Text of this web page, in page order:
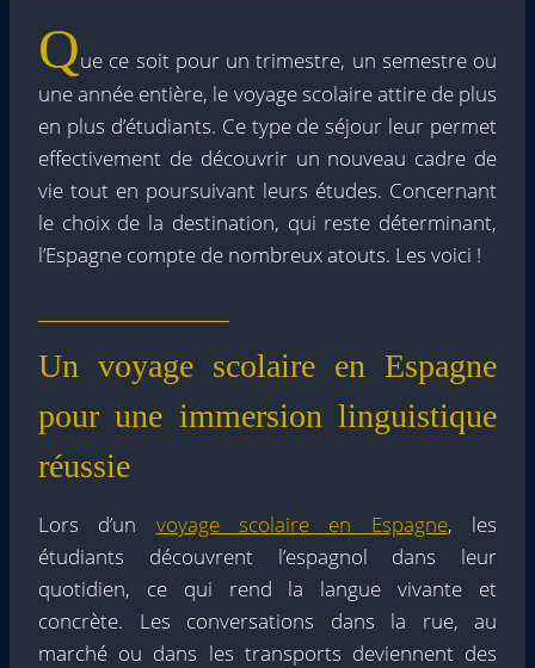
Que ce soit pour un trimestre, un semestre ou
une année entière, le voyage scolaire attire de plus
en plus d’étudiants. Ce type de séjour leur permet
effectivement de découvrir un nouveau cadre de
vie tout en poursuivant leurs études. Concernant
le choix de la destination, qui reste déterminant,
l’Espagne compte de nombreux atouts. Les voici !
Un voyage scolaire en Espagne
pour une immersion linguistique
réussie
Lors d’un voyage scolaire en Espagne, les
étudiants découvrent l’espagnol dans leur
quotidien, ce qui rend la langue vivante et
concrète. Les conversations dans la rue, au
marché ou dans les transports deviennent des